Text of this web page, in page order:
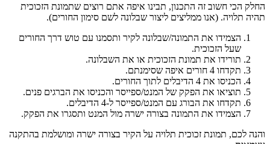
החלק הכי חשוב זה התכנון, תבינו איפה אתם רוצים שתמונת הזכוכית
תהיה תלויה. (אנו ממליצים ליצור שבלונה לשם סימון החורים).
הצמידו את התמונה/שבלונה לקיר ותסמנו עם טוש דרך החורים
שעל הזכוכית.
תורידו את תמונת הזכוכית או את השבלונה.
תקדחו 4 חורים איפה שסימנתם.
הכניסו את 4 הדיבלים לתוך החורים.
תוציאו את הפקק של המנט/ספייסר והכניסו את הברגים פנים.
תקדחו את הבורג עם המנט/ספייסר ל-4 הדיבלים.
הצמידו את התמונה בצורה ישרה מול המנט ותסגרו את הפקק.
והנה לכם, תמונת זכוכית תלויה על הקיר בצורה ישרה ומושלמת בהתקנה